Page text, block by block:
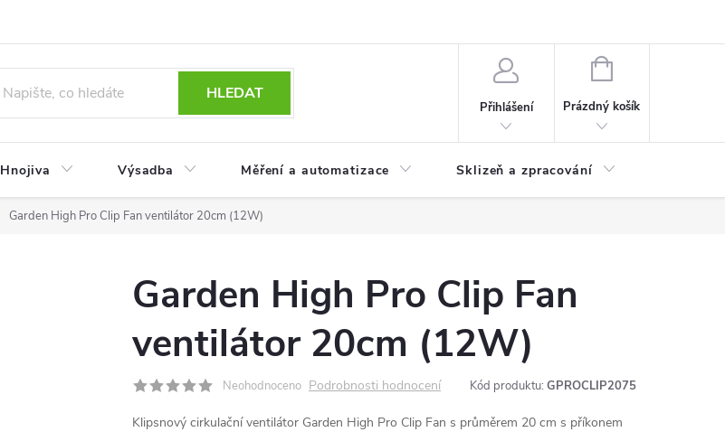
HLEDAT
Přihlášení
NÁKUPNÍ
Prázdný košík
Hnojiva Výsadba Měření a automatizace Sklizeň a zpracování
Garden High Pro Clip Fan ventilátor 20cm (12W)
Garden High Pro Clip Fan
ventilátor 20cm (12W)
Neohodnoceno Podrobnosti hodnocení Kód produktu: GPROCLIP2075
Klipsnový cirkulační ventilátor Garden High Pro Clip Fan s průměrem 20 cm s příkonem